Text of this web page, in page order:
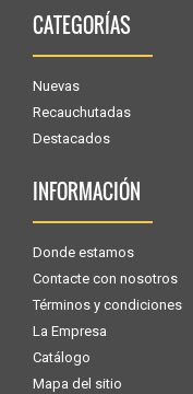
CATEGORÍAS
Nuevas
Recauchutadas
Destacados
INFORMACIÓN
Donde estamos
Contacte con nosotros
Términos y condiciones
La Empresa
Catálogo
Mapa del sitio